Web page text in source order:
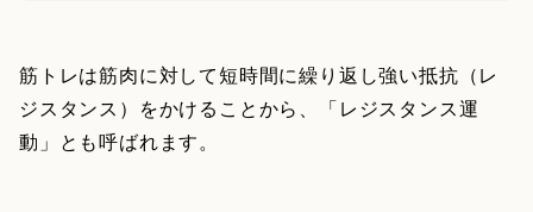
筋トレは筋肉に対して短時間に繰り返し強い抵抗（レ
ジスタンス）をかけることから、「レジスタンス運
動」とも呼ばれます。